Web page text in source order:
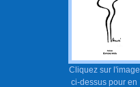
Cliquez sur l'image
ci-dessus pour en